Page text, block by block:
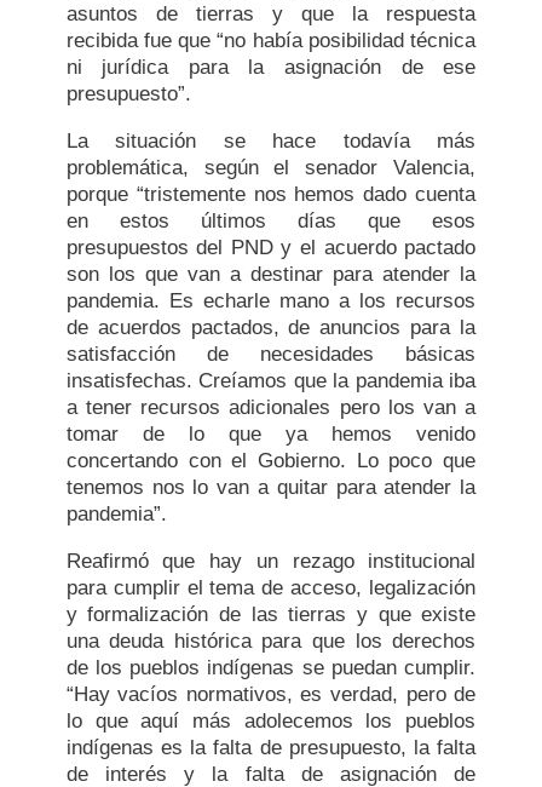
asuntos de tierras y que la respuesta
recibida fue que “no había posibilidad técnica
ni jurídica para la asignación de ese
presupuesto”.
La situación se hace todavía más
problemática, según el senador Valencia,
porque “tristemente nos hemos dado cuenta
en estos últimos días que esos
presupuestos del PND y el acuerdo pactado
son los que van a destinar para atender la
pandemia. Es echarle mano a los recursos
de acuerdos pactados, de anuncios para la
satisfacción de necesidades básicas
insatisfechas. Creíamos que la pandemia iba
a tener recursos adicionales pero los van a
tomar de lo que ya hemos venido
concertando con el Gobierno. Lo poco que
tenemos nos lo van a quitar para atender la
pandemia”.
Reafirmó que hay un rezago institucional
para cumplir el tema de acceso, legalización
y formalización de las tierras y que existe
una deuda histórica para que los derechos
de los pueblos indígenas se puedan cumplir.
“Hay vacíos normativos, es verdad, pero de
lo que aquí más adolecemos los pueblos
indígenas es la falta de presupuesto, la falta
de interés y la falta de asignación de